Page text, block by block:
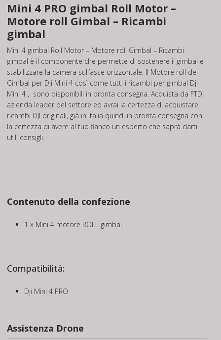
Mini 4 PRO gimbal Roll Motor –
Motore roll Gimbal – Ricambi
gimbal
Mini 4 gimbal Roll Motor – Motore roll Gimbal – Ricambi
gimbal è il componente che permette di sostenere il gimbal e
stabilizzare la camera sull’asse orizzontale. Il Motore roll del
Gimbal per Dji Mini 4 così come tutti i ricambi per gimbal Dji
Mini 4 , sono disponibili in pronta consegna. Acquista da FTD,
azienda leader del settore ed avrai la certezza di acquistare
ricambi DJI originali, già in Italia quindi in pronta consegna con
la certezza di avere al tuo fianco un esperto che saprà darti
utili consigli.
Contenuto della confezione
1 x Mini 4 motore ROLL gimbal
Compatibilità:
Dji Mini 4 PRO
Assistenza Drone